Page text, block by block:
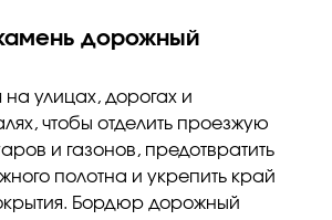
дорожный
на улицах, дорогах и
чтобы отделить проезжую
и газонов, предотвратить
полотна и укрепить край
Бордюр дорожный